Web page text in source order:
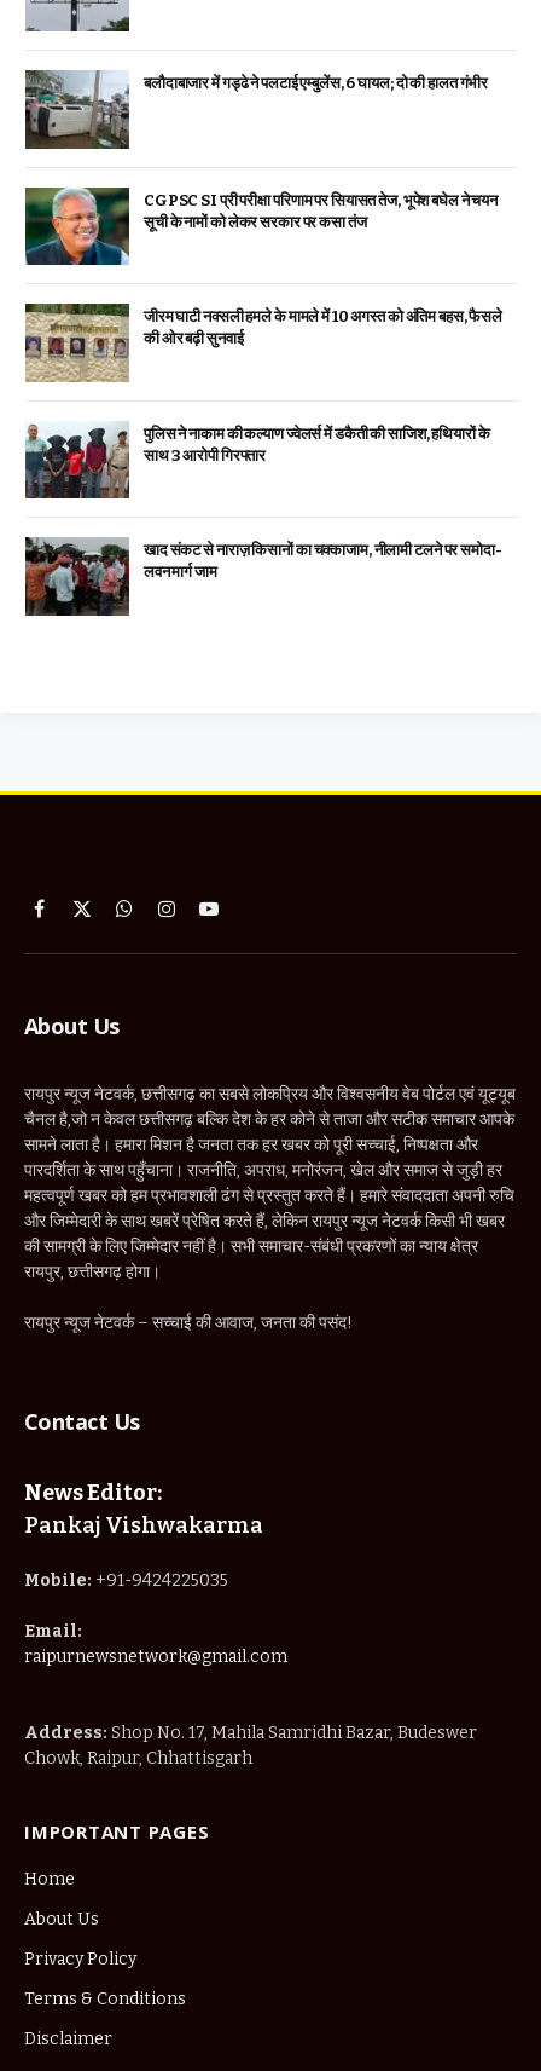
बलौदाबाजार में गड्ढे ने पलटाई एम्बुलेंस, 6 घायल; दो की हालत गंभीर
CGPSC SI प्री परीक्षा परिणाम पर सियासत तेज, भूपेश बघेल ने चयन
सूची के नामों को लेकर सरकार पर कसा तंज
जीरम घाटी नक्सली हमले के मामले में 10 अगस्त को अंतिम बहस, फैसले
की ओर बढ़ी सुनवाई
पुलिस ने नाकाम की कल्याण ज्वेलर्स में डकैती की साजिश, हथियारों के
साथ 3 आरोपी गिरफ्तार
खाद संकट से नाराज़ किसानों का चक्काजाम, नीलामी टलने पर समोदा-
लवन मार्ग जाम
Facebook
X
WhatsApp
InstagramYouTube
About Us
रायपुर न्यूज नेटवर्क, छत्तीसगढ़ का सबसे लोकप्रिय और विश्वसनीय वेब पोर्टल एवं यूट्यूब
चैनल है,जो न केवल छत्तीसगढ़ बल्कि देश के हर कोने से ताजा और सटीक समाचार आपके
सामने लाता है। हमारा मिशन है जनता तक हर खबर को पूरी सच्चाई, निष्पक्षता और
पारदर्शिता के साथ पहुँचाना। राजनीति, अपराध, मनोरंजन, खेल और समाज से जुड़ी हर
महत्वपूर्ण खबर को हम प्रभावशाली ढंग से प्रस्तुत करते हैं। हमारे संवाददाता अपनी रुचि
और जिम्मेदारी के साथ खबरें प्रेषित करते हैं, लेकिन रायपुर न्यूज नेटवर्क किसी भी खबर
की सामग्री के लिए जिम्मेदार नहीं है। सभी समाचार-संबंधी प्रकरणों का न्याय क्षेत्र
रायपुर, छत्तीसगढ़ होगा।
रायपुर न्यूज नेटवर्क – सच्चाई की आवाज, जनता की पसंद!
Contact Us
News Editor:
Pankaj Vishwakarma
Mobile: +91-9424225035
Email:
raipurnewsnetwork@gmail.com
Address: Shop No. 17, Mahila Samridhi Bazar, Budeswer
Chowk, Raipur, Chhattisgarh
IMPORTANT PAGES
Home
About Us
Privacy Policy
Terms & Conditions
Disclaimer